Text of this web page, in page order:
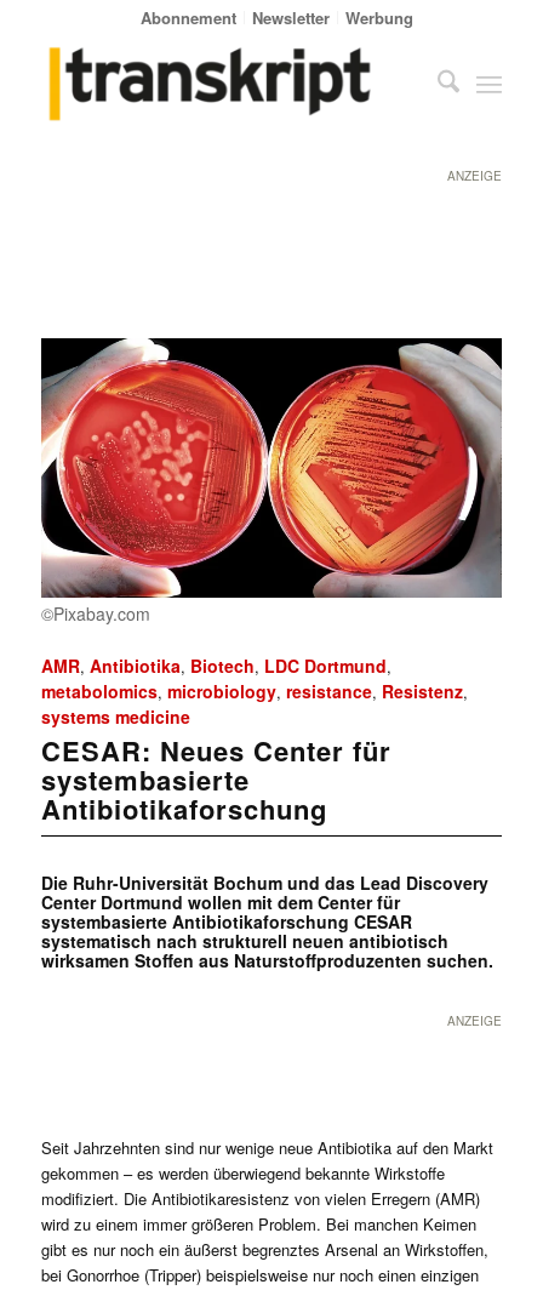
Abonnement Newsletter Werbung
ANZEIGE
©Pixabay.com
AMR, Antibiotika, Biotech, LDC Dortmund,
metabolomics, microbiology, resistance, Resistenz,
systems medicine
CESAR: Neues Center für
systembasierte
Antibiotikaforschung
Die Ruhr-Universität Bochum und das Lead Discovery
Center Dortmund wollen mit dem Center für
systembasierte Antibiotikaforschung CESAR
systematisch nach strukturell neuen antibiotisch
wirksamen Stoffen aus Naturstoffproduzenten suchen.
ANZEIGE
Seit Jahrzehnten sind nur wenige neue Antibiotika auf den Markt
gekommen – es werden überwiegend bekannte Wirkstoffe
modifiziert. Die Antibiotikaresistenz von vielen Erregern (AMR)
wird zu einem immer größeren Problem. Bei manchen Keimen
gibt es nur noch ein äußerst begrenztes Arsenal an Wirkstoffen,
bei Gonorrhoe (Tripper) beispielsweise nur noch einen einzigen